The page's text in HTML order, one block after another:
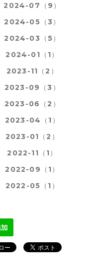
2024-07（9）
2024-05（3）
2024-03（5）
2024-01（1）
2023-11（2）
2023-09（3）
2023-06（2）
2023-04（1）
2023-01（2）
2022-11（1）
2022-09（1）
2022-05（1）